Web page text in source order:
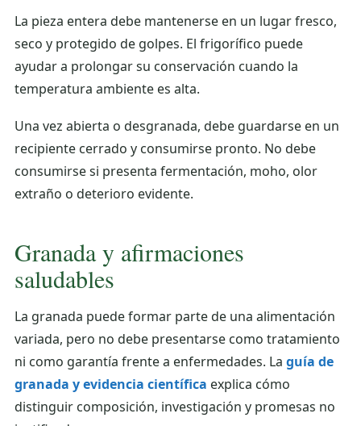
La pieza entera debe mantenerse en un lugar fresco,
seco y protegido de golpes. El frigorífico puede
ayudar a prolongar su conservación cuando la
temperatura ambiente es alta.
Una vez abierta o desgranada, debe guardarse en un
recipiente cerrado y consumirse pronto. No debe
consumirse si presenta fermentación, moho, olor
extraño o deterioro evidente.
Granada y afirmaciones
saludables
La granada puede formar parte de una alimentación
variada, pero no debe presentarse como tratamiento
ni como garantía frente a enfermedades. La guía de
granada y evidencia científica explica cómo
distinguir composición, investigación y promesas no